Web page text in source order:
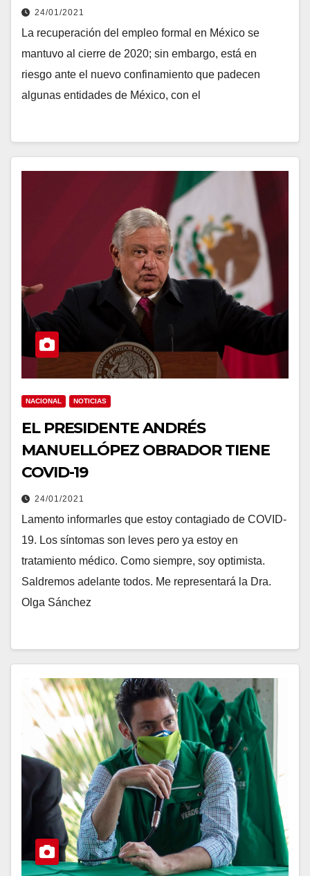
24/01/2021
La recuperación del empleo formal en México se
mantuvo al cierre de 2020; sin embargo, está en
riesgo ante el nuevo confinamiento que padecen
algunas entidades de México, con el
NACIONAL NOTICIAS
EL PRESIDENTE ANDRÉS
MANUELLÓPEZ OBRADOR TIENE
COVID-19
24/01/2021
Lamento informarles que estoy contagiado de COVID-
19. Los síntomas son leves pero ya estoy en
tratamiento médico. Como siempre, soy optimista.
Saldremos adelante todos. Me representará la Dra.
Olga Sánchez